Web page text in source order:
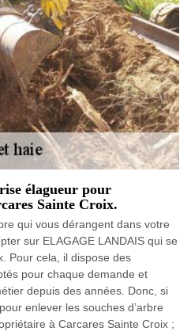
élagueur pour
Sainte Croix.
qui vous dérangent dans votre
sur ELAGAGE LANDAIS qui se
Pour cela, il dispose des
pour chaque demande et
depuis des années. Donc, si
enlever les souches d’arbre
à Carcares Sainte Croix ;